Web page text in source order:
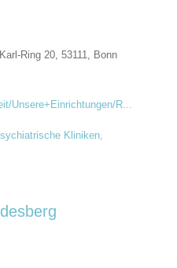
Ring 20, 53111, Bonn
Unsere+Einrichtungen/R...
Kliniken,